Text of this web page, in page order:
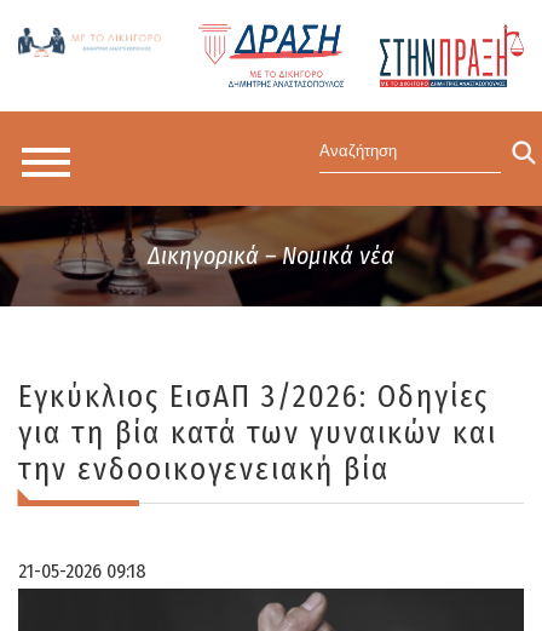
Δικηγορικά – Νομικά νέα
Εγκύκλιος ΕισΑΠ 3/2026: Οδηγίες
για τη βία κατά των γυναικών και
την ενδοοικογενειακή βία
21-05-2026 09:18